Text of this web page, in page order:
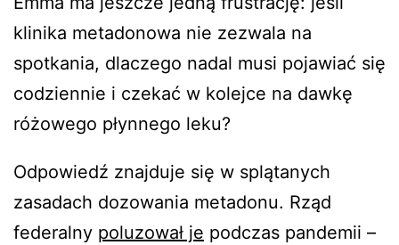
klinika metadonowa nie zezwala na
spotkania, dlaczego nadal musi pojawiać się
codziennie i czekać w kolejce na dawkę
różowego płynnego leku?
Odpowiedź znajduje się w splątanych
zasadach dozowania metadonu. Rząd
federalny poluzował je podczas pandemii –